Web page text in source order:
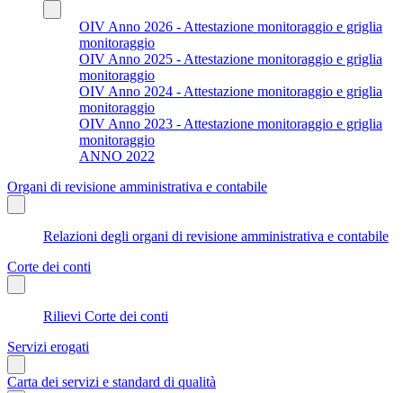
OIV Anno 2026 - Attestazione monitoraggio e griglia
monitoraggio
OIV Anno 2025 - Attestazione monitoraggio e griglia
monitoraggio
OIV Anno 2024 - Attestazione monitoraggio e griglia
monitoraggio
OIV Anno 2023 - Attestazione monitoraggio e griglia
monitoraggio
ANNO 2022
Organi di revisione amministrativa e contabile
Relazioni degli organi di revisione amministrativa e contabile
Corte dei conti
Rilievi Corte dei conti
Servizi erogati
Carta dei servizi e standard di qualità